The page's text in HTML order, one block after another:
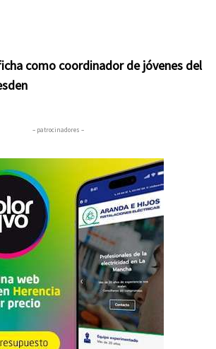
como coordinador de jóvenes del
– patrocinadores –